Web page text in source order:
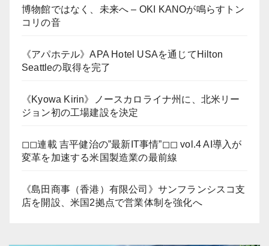
博物館ではなく、未来へ – OKI KANOが鳴らすトン
コリの音
《アパホテル》APA Hotel USAを通じてHilton
Seattleの取得を完了
《Kyowa Kirin》ノースカロライナ州に、北米リー
ジョン初の工場建設を決定
◻︎◻︎連載 吉平健治の”最新IT事情”◻︎◻︎ vol.4 AI導入が
変革を加速する米国製造業の最前線
《島田商事（香港）有限公司》サンフランシスコ支
店を開設、米国2拠点で営業体制を強化へ